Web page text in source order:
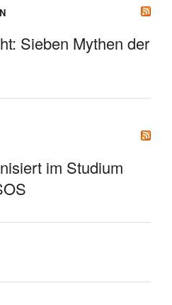
Sieben Mythen der
im Studium